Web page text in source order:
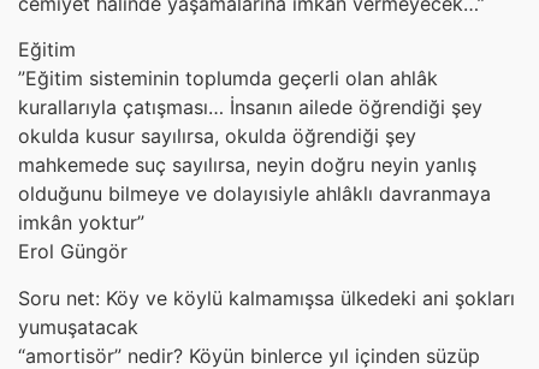
Eğitim
”Eğitim sisteminin toplumda geçerli olan ahlâk
kurallarıyla çatışması… İnsanın ailede öğrendiği şey
okulda kusur sayılırsa, okulda öğrendiği şey
mahkemede suç sayılırsa, neyin doğru neyin yanlış
olduğunu bilmeye ve dolayısiyle ahlâklı davranmaya
imkân yoktur”
Erol Güngör
Soru net: Köy ve köylü kalmamışsa ülkedeki ani şokları
yumuşatacak
“amortisör” nedir? Köyün binlerce yıl içinden süzüp